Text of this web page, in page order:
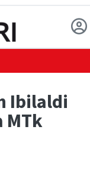
Ibilaldi
MTk